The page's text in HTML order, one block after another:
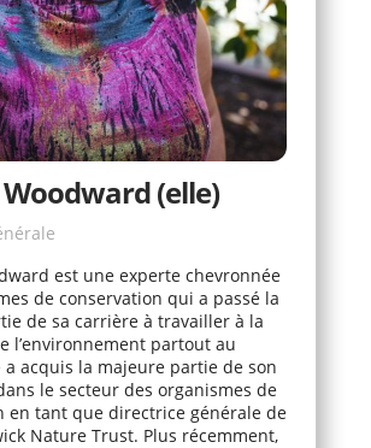
(elle)
est une experte chevronnée
de conservation qui a passé la
de sa carrière à travailler à la
l’environnement partout au
a acquis la majeure partie de son
le secteur des organismes de
en tant que directrice générale de
Nature Trust. Plus récemment,